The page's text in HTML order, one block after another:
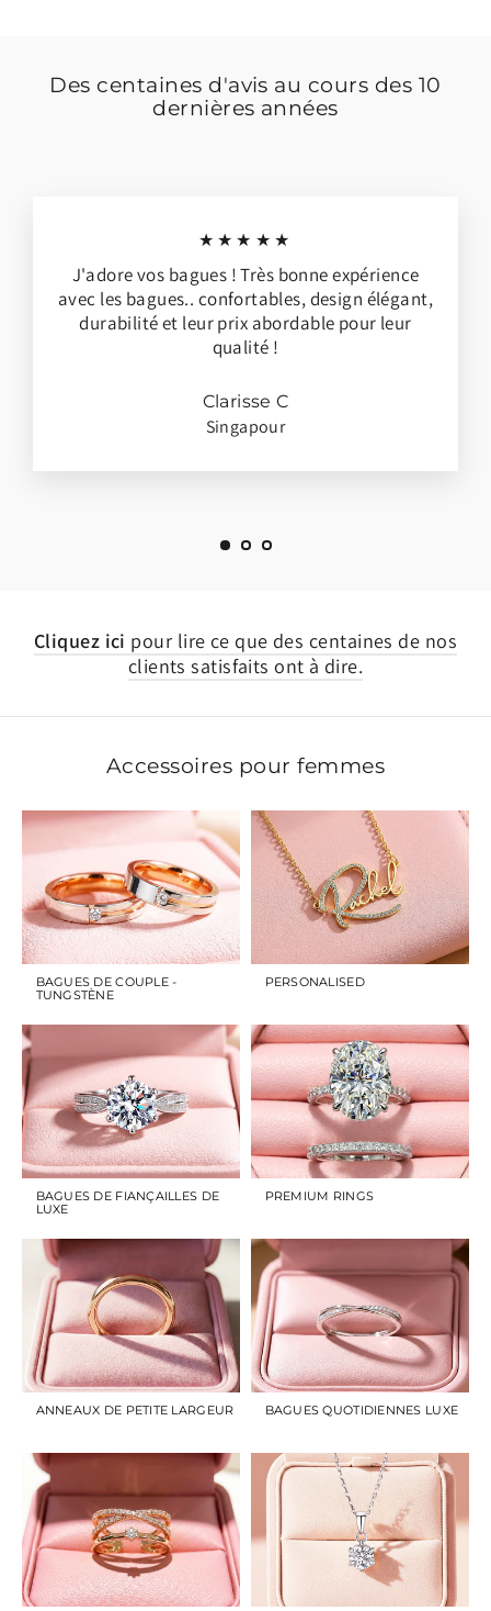
Des centaines d'avis au cours des 10
dernières années
★★★★★
J'adore vos bagues ! Très bonne expérience
avec les bagues.. confortables, design élégant,
durabilité et leur prix abordable pour leur
qualité !
Clarisse C
Singapour
Cliquez ici pour lire ce que des centaines de nos
clients satisfaits ont à dire.
Accessoires pour femmes
BAGUES DE COUPLE -
TUNGSTÈNE
PERSONALISED
BAGUES DE FIANÇAILLES DE
LUXE
PREMIUM RINGS
ANNEAUX DE PETITE LARGEUR BAGUES QUOTIDIENNES LUXE